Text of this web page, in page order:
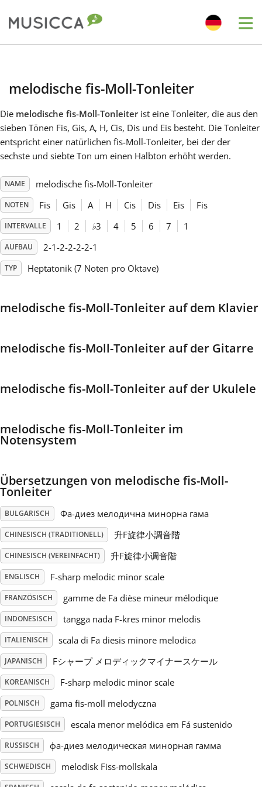
English
Español
日本語
Português
Русский
Svenska
Tiếng Việt
Türkçe
Українська
简体中文
繁體中文
melodische fis-Moll-Tonleiter
Die melodische fis-Moll-Tonleiterist eine Tonleiter, die aus den
sieben Tönen Fis, Gis, A, H, Cis, Dis und Eis besteht. Die Tonleiter
entspricht einer natürlichen fis-Moll-Tonleiter, bei der der
sechste und siebte Ton um einen Halbton erhöht werden.
NAME melodische fis-Moll-Tonleiter
NOTEN Fis Gis A H Cis Dis Eis Fis
INTERVALLE 1 2 ♭3 4 5 6 7 1
AUFBAU 2-1-2-2-2-2-1
TYP Heptatonik (7 Noten pro Oktave)
melodische fis-Moll-Tonleiter auf dem Klavier
melodische fis-Moll-Tonleiter auf der Gitarre
melodische fis-Moll-Tonleiter auf der Ukulele
melodische fis-Moll-Tonleiter im
Notensystem
Übersetzungen von melodische fis-Moll-
Tonleiter
BULGARISCH Фа-диез мелодична минорна гама
CHINESISCH (TRADITIONELL) 升F旋律小調音階
CHINESISCH (VEREINFACHT) 升F旋律小调音階
ENGLISCH F-sharp melodic minor scale
FRANZÖSISCH gamme de Fa dièse mineur mélodique
INDONESISCH tangga nada F-kres minor melodis
ITALIENISCH scala di Fa diesis minore melodica
JAPANISCH Fシャープ メロディックマイナースケール
KOREANISCH F-sharp melodic minor scale
POLNISCH gama fis-moll melodyczna
PORTUGIESISCH escala menor melódica em Fá sustenido
RUSSISCH фа-диез мелодическая минорная гамма
SCHWEDISCH melodisk Fiss-mollskala